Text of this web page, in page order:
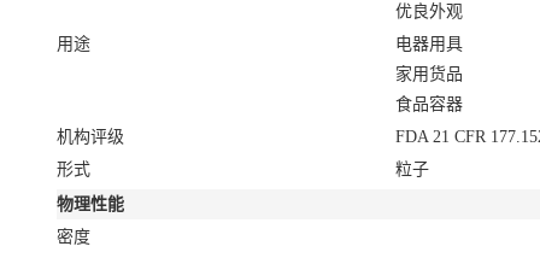
优良外观
用途
电器用具
家用货品
食品容器
机构评级
FDA 21 CFR
形式
粒子
物理性能
密度